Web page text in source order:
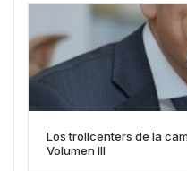
Los trollcenters de la
Volumen III